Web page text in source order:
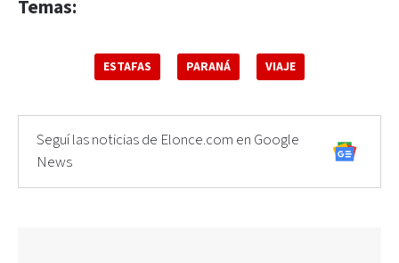
Temas:
ESTAFAS PARANÁ VIAJE
Seguí las noticias de Elonce.com en Google
News